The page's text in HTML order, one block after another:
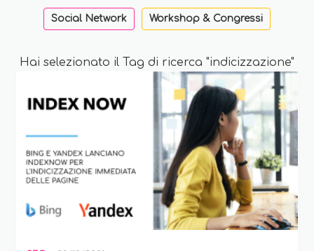
Social Network Workshop & Congressi
Hai selezionato il Tag di ricerca "indicizzazione"